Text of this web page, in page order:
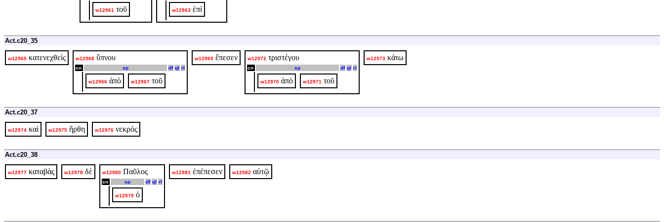
w12961 τοῦ w12963 ἐπὶ
Act.c20_35
w12965 κατενεχθεὶς w12968 ὕπνου
cn sp df ql rl
w12966 ἀπὸ w12967 τοῦ
w12969 ἔπεσεν w12972 τριστέγου
cn sp df ql rl
w12970 ἀπὸ w12971 τοῦ
w12973 κάτω
Act.c20_37
w12974 καὶ w12975 ἤρθη w12976 νεκρός
Act.c20_38
w12977 καταβὰς w12978 δὲ w12980 Παῦλος
cn sp df ql rl
w12979 ὁ
w12981 ἐπέπεσεν w12982 αὐτῷ